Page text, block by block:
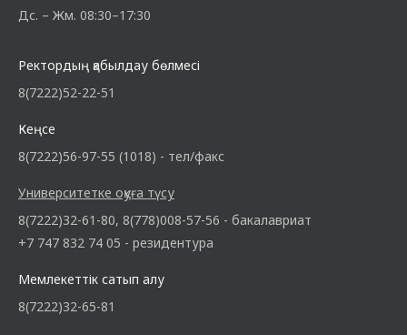
Дс. – Жм. 08:30–17:30
Ректордың қабылдау бөлмесі
8(7222)52-22-51
Кеңсе
8(7222)56-97-55 (1018) - тел/факс
Университетке оқуға түсу
8(7222)32-61-80, 8(778)008-57-56 - бакалавриат
+7 747 832 74 05 - резидентура
Мемлекеттік сатып алу
8(7222)32-65-81